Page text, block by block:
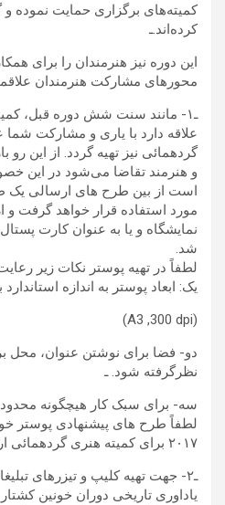
کمیته‌های برگزاری حمایت نموده و
کرده‌اند.ـ
این دوره نیز هنرمندان را برای
محورهای مشارکت هنرمندان
ـ۱- مانند سنت شش دوره قبل،
علاقه دارد با یاری و مشارکت شما
گردهمائی نیز تهیه گردد. از این رو
و هنرمند تقاضا می‌شود در این
است از بین طرح های ارسالی یک
مورد استفاده قرار خواهد گرفت
نمایشگاه و یا به عنوان کارت
شد.
لطفاً در تهیه پوستر نکات زیر
یک: ابعاد پوستر به اندازه استاندارد
(A3 ,300 dpi)
دو- فضا برای نوشتن عنوان، محل
نظرگرفته شود. ـ
سه- برای سبک کار هیچگونه
٢٠١٧ برای کمیته هنرى گردهمائی ارسال نمائید.ـ
ـ۲- جهت تهیه کلیپ و تیزرهای
یاداوری تاریخی دوران خونین